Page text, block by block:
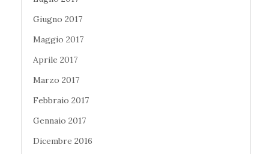
Giugno 2017
Maggio 2017
Aprile 2017
Marzo 2017
Febbraio 2017
Gennaio 2017
Dicembre 2016